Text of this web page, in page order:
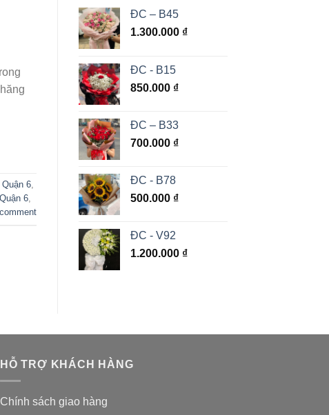
6,
6,
ĐC – B45
1.300.000 ₫
ĐC - B15
850.000 ₫
ĐC – B33
700.000 ₫
ĐC - B78
500.000 ₫
ĐC - V92
1.200.000 ₫
HỖ TRỢ KHÁCH HÀNG
Chính sách giao hàng